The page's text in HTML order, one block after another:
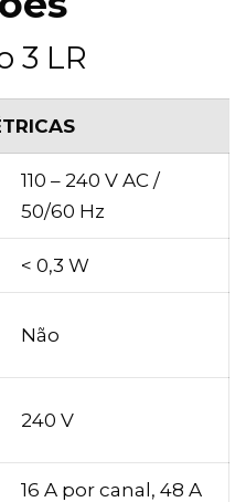
3 LR
110 – 240 V AC /
50/60 Hz
< 0,3 W
Não
240 V
16 A por canal, 48 A